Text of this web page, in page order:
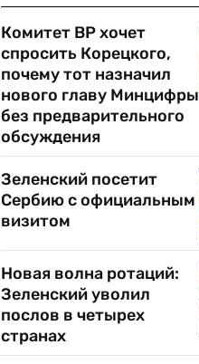
Комитет ВР хочет
спросить Корецкого,
почему тот назначил
нового главу Минцифры
без предварительного
обсуждения
Зеленский посетит
Сербию с официальным
визитом
Новая волна ротаций:
Зеленский уволил
послов в четырех
странах